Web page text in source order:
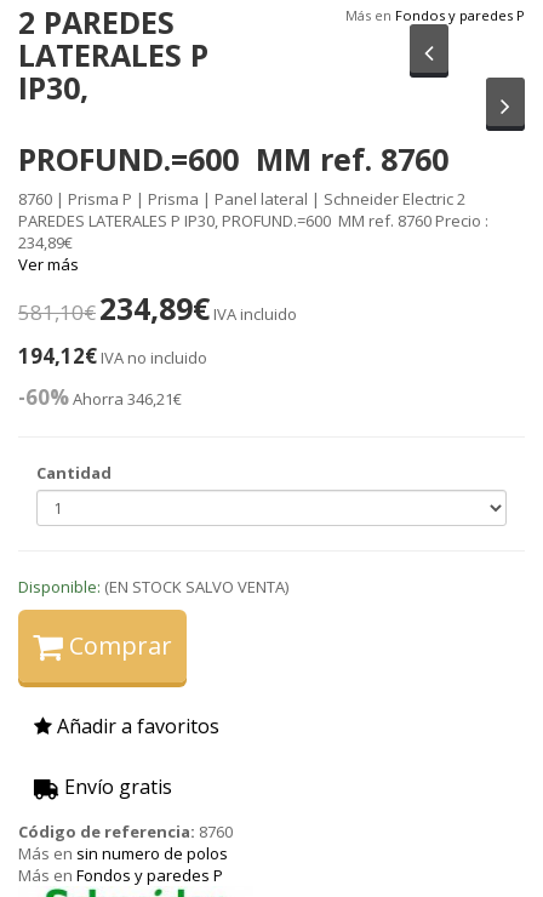
Más en Fondos y paredes P
Anterior
2 PAREDES
LATERALES P
IP30,
PROFUND.=600 MM ref. 8760
8760 | Prisma P | Prisma | Panel lateral | Schneider Electric 2
PAREDES LATERALES P IP30, PROFUND.=600 MM ref. 8760 Precio :
234,89€
Ver más
581,10€234,89€ IVA incluido
194,12€ IVA no incluido
-60%Ahorra 346,21€
Cantidad
Disponible: (EN STOCK SALVO VENTA)
Comprar
Añadir a favoritos
Envío gratis
Código de referencia: 8760
Más en sin numero de polos
Más en Fondos y paredes P